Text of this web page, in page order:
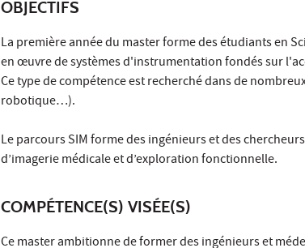
OBJECTIFS
La première année du master forme des étudiants en
en œuvre de systèmes d'instrumentation fondés sur
Ce type de compétence est recherché dans de
robotique…).
Le parcours SIM forme des ingénieurs et des
d’imagerie médicale et d’exploration fonctionnelle.
COMPÉTENCE(S) VISÉE(S)
Ce master ambitionne de former des ingénieurs et